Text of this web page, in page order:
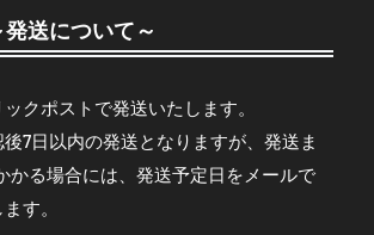
送について～
ックポストで発送いたします。
後7日以内の発送となりますが、発送ま
かる場合には、発送予定日をメールで
す。